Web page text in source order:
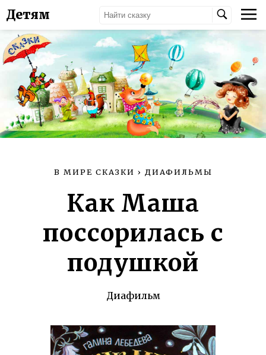
Детям
В МИРЕ СКАЗКИ › ДИАФИЛЬМЫ
Как Маша
поссорилась с
подушкой
Диафильм